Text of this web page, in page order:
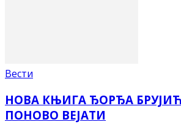
Вести
НОВА КЊИГА ЂОРЂА
ПОНОВО ВЕЈАТИ